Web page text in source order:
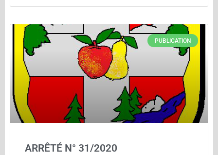
PUBLICATION
ARRÊTÉ N° 31/2020